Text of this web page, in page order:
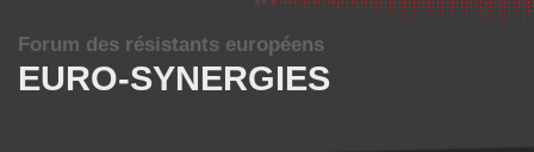
EURO-SYNERGIES
Forum des résistants européens